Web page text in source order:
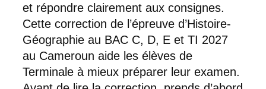
et répondre clairement aux consignes.
Cette correction de l’épreuve d’Histoire-
Géographie au BAC C, D, E et TI 2027
au Cameroun aide les élèves de
Terminale à mieux préparer leur examen.